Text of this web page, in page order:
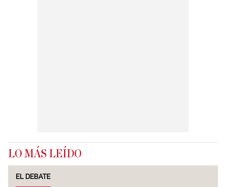
LO MÁS LEÍDO
EL DEBATE